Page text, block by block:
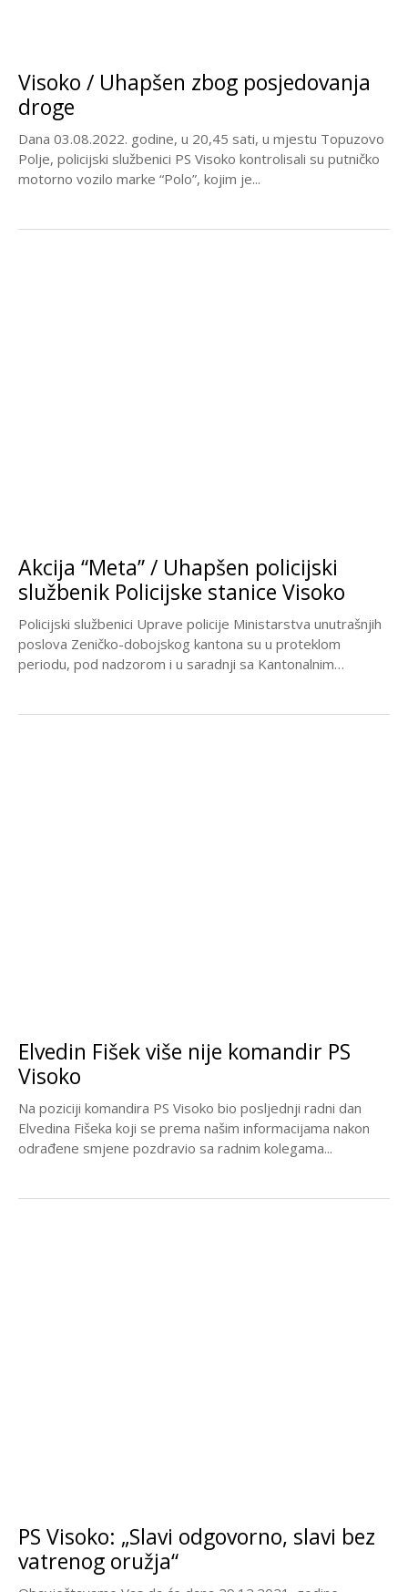
Visoko / Uhapšen zbog posjedovanja
droge
Dana 03.08.2022. godine, u 20,45 sati, u mjestu Topuzovo
Polje, policijski službenici PS Visoko kontrolisali su putničko
motorno vozilo marke “Polo”, kojim je...
Akcija “Meta” / Uhapšen policijski
službenik Policijske stanice Visoko
Policijski službenici Uprave policije Ministarstva unutrašnjih
poslova Zeničko-dobojskog kantona su u proteklom
periodu, pod nadzorom i u saradnji sa Kantonalnim
Elvedin Fišek više nije komandir PS
Visoko
Na poziciji komandira PS Visoko bio posljednji radni dan
Elvedina Fišeka koji se prema našim informacijama nakon
odrađene smjene pozdravio sa radnim kolegama...
PS Visoko: „Slavi odgovorno, slavi bez
vatrenog oružja“